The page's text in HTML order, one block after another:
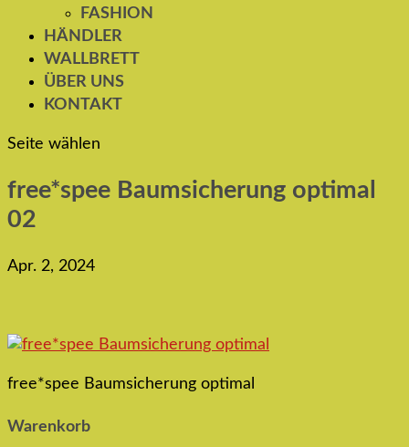
FASHION
HÄNDLER
WALLBRETT
ÜBER UNS
KONTAKT
Seite wählen
free*spee Baumsicherung optimal
02
Apr. 2, 2024
free*spee Baumsicherung optimal
Warenkorb